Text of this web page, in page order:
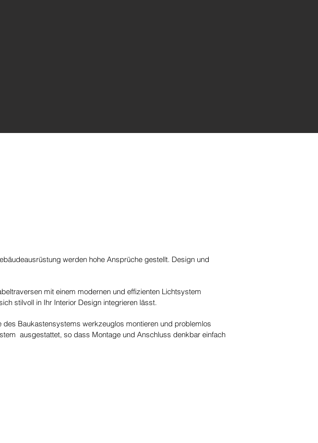
werden hohe Ansprüche gestellt. Design und
mit einem modernen und effizienten Lichtsystem
stilvoll in Ihr Interior Design integrieren lässt.
Baukastensystems werkzeuglos montieren und problemlos
ausgestattet, so dass Montage und Anschluss denkbar einfach